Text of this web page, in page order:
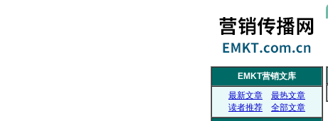
EMKT营销文库
最新文章
最热文章
读者推荐
全部文章